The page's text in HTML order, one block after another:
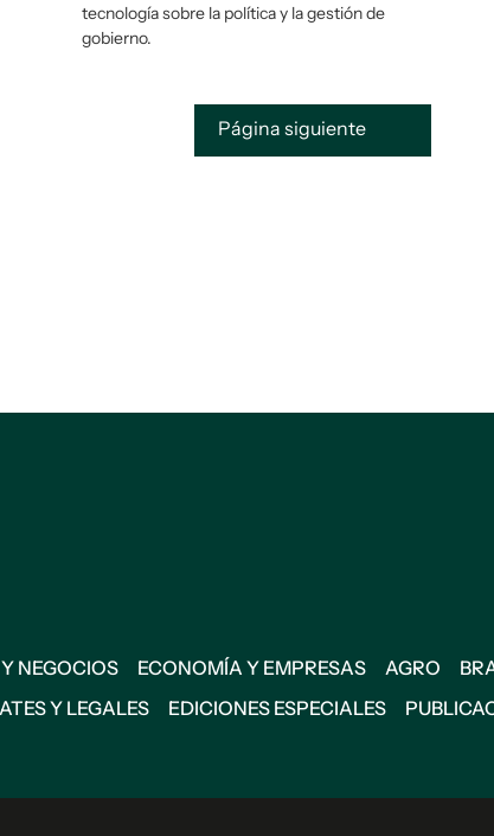
tecnología sobre la política y la gestión de
gobierno.
Página siguiente
NEGOCIOS ECONOMÍA Y EMPRESAS AGRO
Y LEGALES EDICIONES ESPECIALES